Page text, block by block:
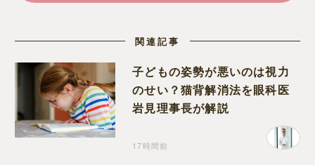
関連記事
子どもの姿勢が悪いのは視力
のせい？猫背解消法を眼科医
岩見理事長が解説
17時間前